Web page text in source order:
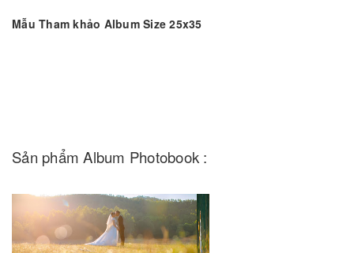
Mẫu Tham khảo Album Size 25x35
Sản phẩm Album Photobook :